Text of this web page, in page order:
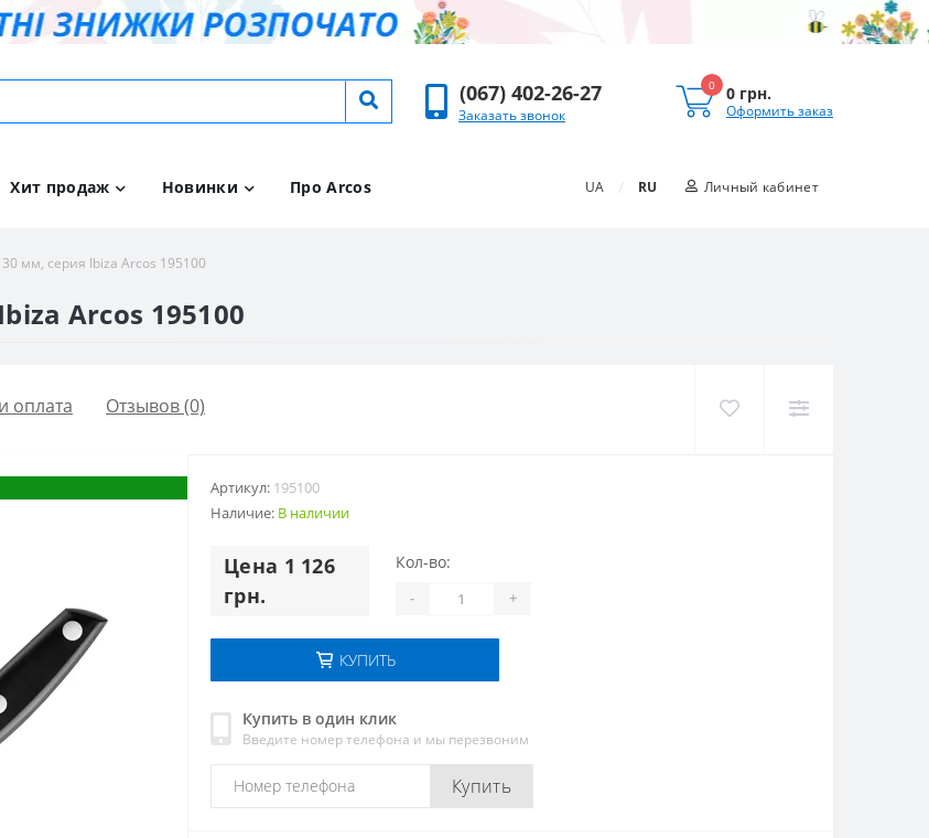
(067) 402-26-27
Заказать звонок
0 0 грн.
Оформить заказ
Хит продаж Новинки Про Arcos UA / RU Личный кабинет
мм, серия Ibiza Arcos 195100
Arcos 195100
оплата Отзывов (0)
Артикул: 195100
Наличие: В наличии
Цена 1 126
грн.
Кол-во:
- +
КУПИТЬ
Купить в один клик
Введите номер телефона и мы перезвоним
Купить